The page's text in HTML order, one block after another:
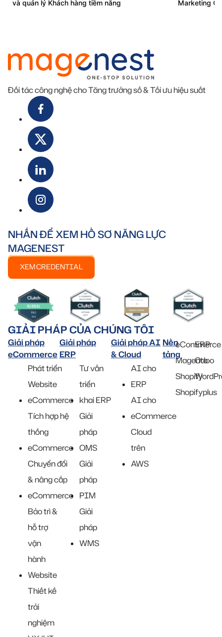
và quản lý Khách hàng tiềm năng Marketing
Đối tác công nghệ cho Tăng trưởng số & Tối ưu hiệu suất
NHẤN ĐỂ XEM HỒ SƠ NĂNG LỰC
MAGENEST
XEM CREDENTIAL
GIẢI PHÁP CỦA CHÚNG TÔI
Giải pháp
eCommerce
Phát triển
Website
eCommerce
Tích hợp hệ
thống
eCommerce
Chuyển đổi
& nâng cấp
eCommerce
Bảo trì &
hỗ trợ
vận
hành
Website
Thiết kế
trải
nghiệm
Giải pháp
ERP
Tư vấn
triển
khai ERP
Giải
pháp
OMS
Giải
pháp
PIM
Giải
pháp
WMS
Giải pháp AI
& Cloud
AI cho
ERP
AI cho
eCommerce
Cloud
trên
AWS
Nền
tảng
eCommerce
Magento
Shopify
Shopifyplus
ERP
Odoo